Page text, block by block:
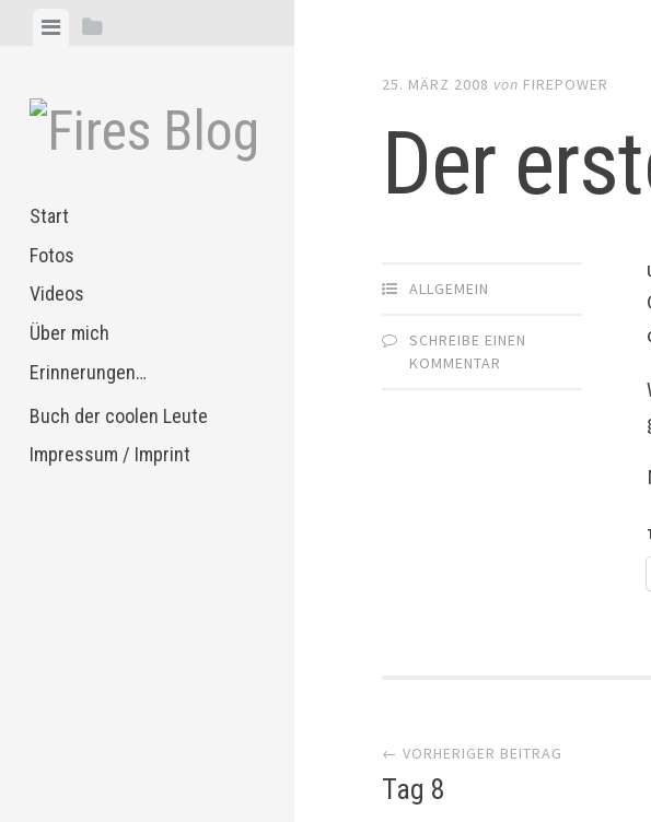
MenüSeitenleiste
Start
Fotos
Videos
Über mich
Erinnerungen…
Buch der coolen Leute
Impressum / Imprint
25. MÄRZ 2008 von FIREPOWER
Der
ALLGEMEIN
SCHREIBE EINEN
KOMMENTAR
Navigation
← VORHERIGER BEITRAG
Tag 8